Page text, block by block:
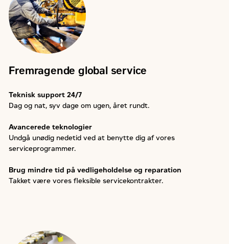
Fremragende global service
Teknisk support 24/7
Dag og nat, syv dage om ugen, året rundt.
Avancerede teknologier
Undgå unødig nedetid ved at benytte dig af vores
serviceprogrammer.
Brug mindre tid på vedligeholdelse og reparation
Takket være vores fleksible servicekontrakter.